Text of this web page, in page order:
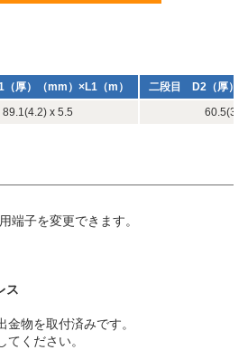
厚）（mm）×L1（m）
二段目 D2（厚）
89.1(4.2) x 5.5
端子を変更できます。
ス
物を取付済みです。
ください。